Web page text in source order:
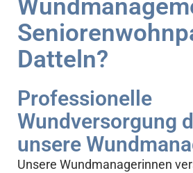
Datteln?
Professionelle
Wundversorgung
unsere
Unsere Wundmanagerinnen